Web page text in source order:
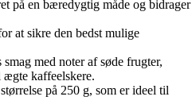
på en bæredygtig måde og bidrager
at sikre den bedst mulige
med noter af søde frugter,
kaffeelskere.
på 250 g, som er ideel til